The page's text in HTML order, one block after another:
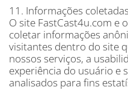
11. Informações
O site FastCast4u.com e
coletar informações
visitantes dentro do site
nossos serviços, a
experiência do usuário e
analisados ​​para fins